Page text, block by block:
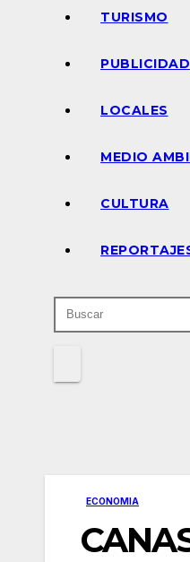
TURISMO
PUBLICIDAD
LOCALES
MEDIO
CULTURA
ECONOMIA